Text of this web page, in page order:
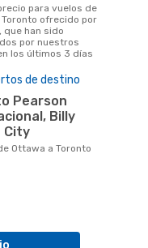
Toronto ofrecido por
que han sido
por nuestros
los últimos 3 días
de destino
Billy
City
Ottawa a Toronto